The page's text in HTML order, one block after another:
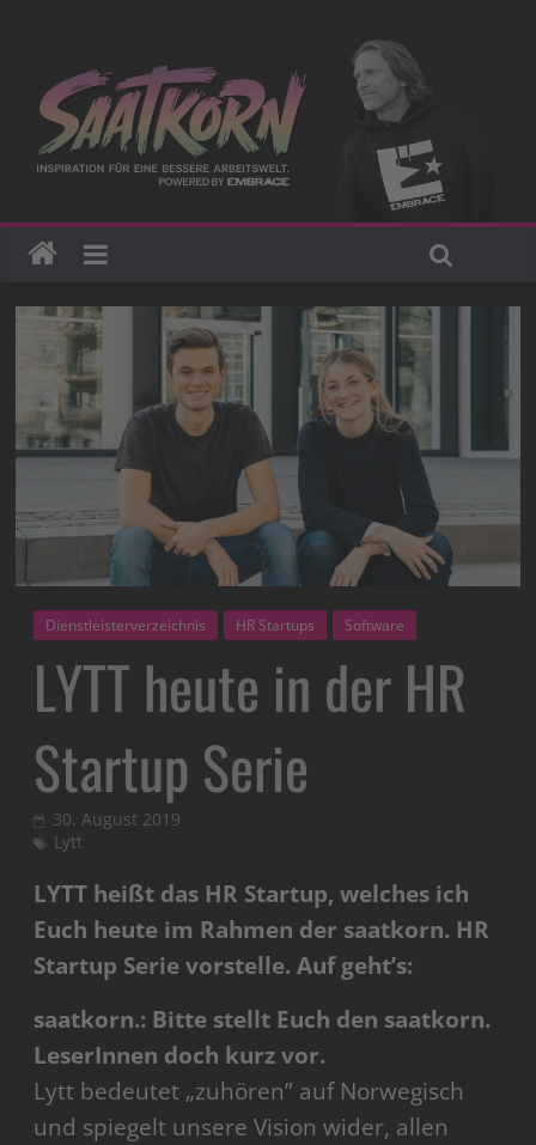
Dienstleisterverzeichnis HR Startups Software
LYTT heute in der HR
Startup Serie
30. August 2019
Lytt
LYTT heißt das HR Startup, welches ich
Euch heute im Rahmen der saatkorn. HR
Startup Serie vorstelle. Auf geht’s:
saatkorn.: Bitte stellt Euch den saatkorn.
LeserInnen doch kurz vor.
Lytt bedeutet „zuhören” auf Norwegisch
und spiegelt unsere Vision wider, allen